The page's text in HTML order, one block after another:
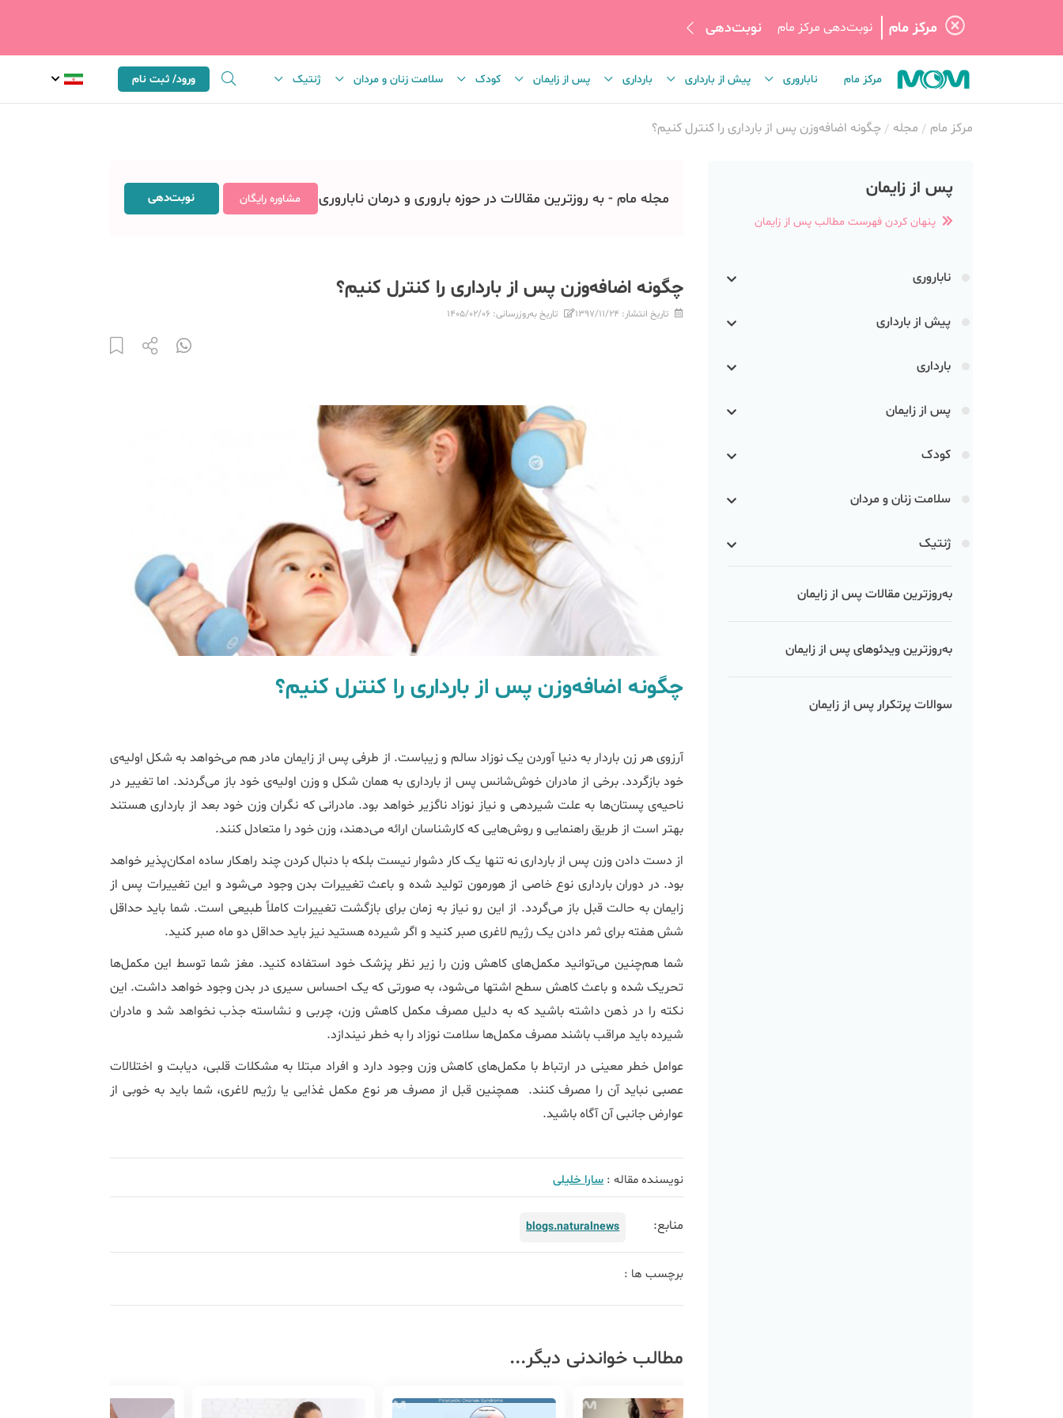
مرکز مام نوبت‌دهی مرکز مام نوبت‌دهی
مرکز مام ناباروری پیش از بارداری بارداری پس از زایمان کودک سلامت زنان و مردان ژنتیک ورود/ ثبت نام
مرکز مام مجله چگونه اضافه‌وزن پس از بارداری را کنترل کنیم؟
پس از زایمان
پنهان کردن فهرست مطالب پس از زایمان
ناباروری
پیش از بارداری
بارداری
پس از زایمان
کودک
سلامت زنان و مردان
ژنتیک
به‌روزترین مقالات پس از زایمان
به‌روزترین ویدئوهای پس از زایمان
سوالات پرتکرار پس از زایمان
مجله مام - به روزترین مقالات در حوزه باروری و درمان ناباروری مشاوره رایگان نوبت‌دهی
چگونه اضافه‌وزن پس از بارداری را کنترل کنیم؟
تاریخ انتشار: ۱۳۹۷/۱۱/۲۴ تاریخ به‌روزرسانی: ۱۴۰۵/۰۲/۰۶
چگونه اضافه‌وزن پس از بارداری را کنترل کنیم؟
آرزوی هر زن باردار به دنیا آوردن یک نوزاد سالم و زیباست. از طرفی پس از زایمان مادر هم می‌خواهد به شکل اولیه‌ی
خود بازگردد. برخی از مادران خوش‌شانس پس از بارداری به همان شکل و وزن اولیه‌ی خود باز می‌گردند. اما تغییر در
ناحیه‌ی پستان‌ها به علت شیردهی و نیاز نوزاد ناگزیر خواهد بود. مادرانی که نگران وزن خود بعد از بارداری هستند
بهتر است از طریق راهنمایی و روش‌هایی که کارشناسان ارائه می‌دهند، وزن خود را متعادل کنند.
از دست دادن وزن پس از بارداری نه تنها یک کار دشوار نیست بلکه با دنبال کردن چند راهکار ساده امکان‌پذیر خواهد
بود. در دوران بارداری نوع خاصی از هورمون تولید شده و باعث تغییرات بدن وجود می‌شود و این تغییرات پس از
زایمان به حالت قبل باز می‌گردد. از این رو نیاز به زمان برای بازگشت تغییرات کاملاً طبیعی است. شما باید حداقل
شش هفته برای ثمر دادن یک رژیم لاغری صبر کنید و اگر شیرده هستید نیز باید حداقل دو ماه صبر کنید.
شما هم‌چنین می‌توانید مکمل‌های کاهش وزن را زیر نظر پزشک خود استفاده کنید. مغز شما توسط این مکمل‌ها
تحریک شده و باعث کاهش سطح اشتها می‌شود، به صورتی که یک احساس سیری در بدن وجود خواهد داشت. این
نکته را در ذهن داشته باشید که به دلیل مصرف مکمل کاهش وزن، چربی و نشاسته جذب نخواهد شد و مادران
شیرده باید مراقب باشند مصرف مکمل‌ها سلامت نوزاد را به خطر نیندازد.
عوامل خطر معینی در ارتباط با مکمل‌های کاهش وزن وجود دارد و افراد مبتلا به مشکلات قلبی، دیابت و اختلالات
عصبی نباید آن را مصرف کنند. همچنین قبل از مصرف هر نوع مکمل غذایی یا رژیم لاغری، شما باید به خوبی از
عوارض جانبی آن آگاه باشید.
نویسنده مقاله :سارا خلیلی
منابع: blogs.naturalnews
برچسب ها :
مطالب خواندنی دیگر...